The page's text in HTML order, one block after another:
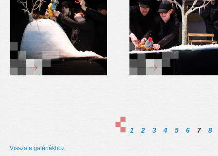
1 2 3 4 5 6 7 8
Vissza a galériákhoz